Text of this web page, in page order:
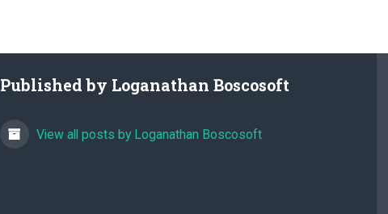
Published by Loganathan Boscosoft
View all posts by Loganathan Boscosoft